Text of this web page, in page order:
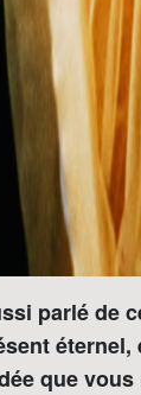
parlé de
que